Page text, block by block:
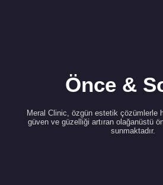
Önce &
Meral Clinic, özgün estetik çözümlerle
güven ve güzelliği artıran olağanüstü
sunmaktadır.